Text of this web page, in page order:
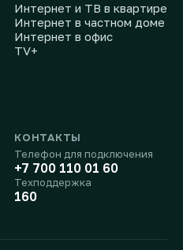
Интернет и ТВ в квартире
Интернет в частном доме
Интернет в офис
TV+
КОНТАКТЫ
Телефон для подключения
+7 700 110 01 60
Техподдержка
160